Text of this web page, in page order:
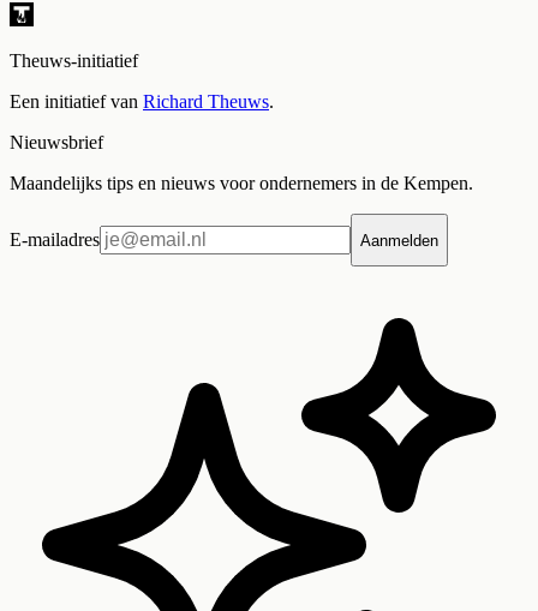
Theuws-initiatief
Een initiatief van Richard Theuws.
Nieuwsbrief
Maandelijks tips en nieuws voor ondernemers in de Kempen.
E-mailadres Aanmelden